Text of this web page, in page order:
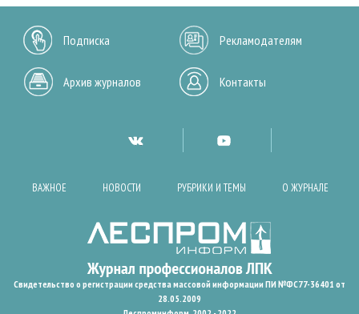
Подписка Рекламодателям
Архив журналов Контакты
ВАЖНОЕ НОВОСТИ РУБРИКИ И ТЕМЫ О ЖУРНАЛЕ
Свидетельство о регистрации средства массовой информации ПИ №ФС77-36401 от
28.05.2009